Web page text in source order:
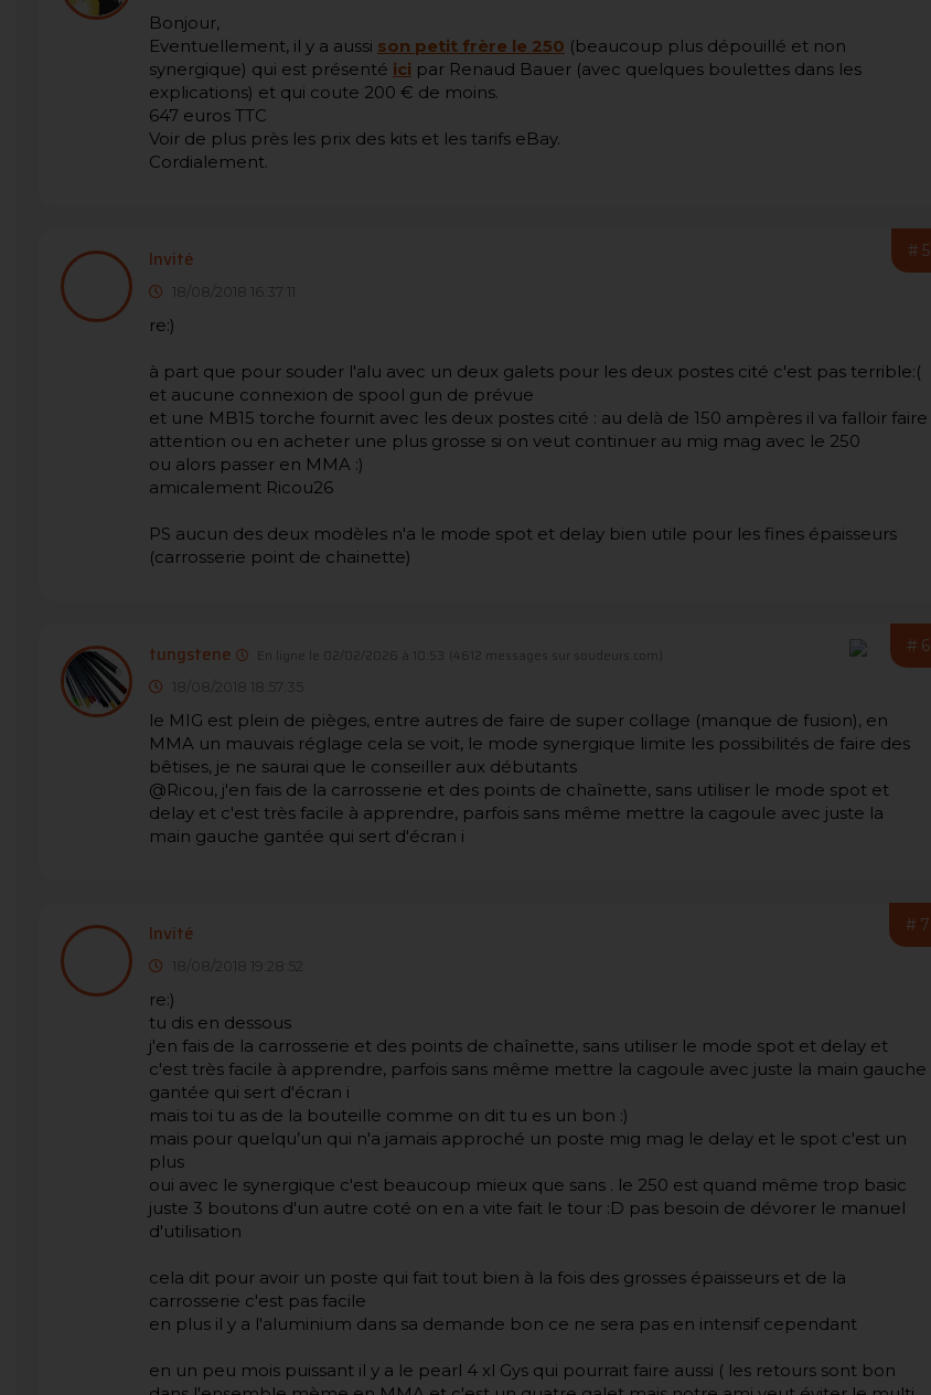
Bonjour,
Eventuellement, il y a aussi son petit frère le 250 (beaucoup plus dépouillé et non
synergique) qui est présenté ici par Renaud Bauer (avec quelques boulettes dans les
explications) et qui coute 200 € de moins.
647 euros TTC
Voir de plus près les prix des kits et les tarifs eBay.
Cordialement.
#5
Invité
18/08/2018 16:37:11
re:)
à part que pour souder l'alu avec un deux galets pour les deux postes cité c'est pas terrible:(
et aucune connexion de spool gun de prévue
et une MB15 torche fournit avec les deux postes cité : au delà de 150 ampères il va falloir faire
attention ou en acheter une plus grosse si on veut continuer au mig mag avec le 250
ou alors passer en MMA :)
amicalement Ricou26
PS aucun des deux modèles n'a le mode spot et delay bien utile pour les fines épaisseurs
(carrosserie point de chainette)
#6
tungstene En ligne le 02/02/2026 à 10:53 (4612 messages sur soudeurs.com)
18/08/2018 18:57:35
le MIG est plein de pièges, entre autres de faire de super collage (manque de fusion), en
MMA un mauvais réglage cela se voit, le mode synergique limite les possibilités de faire des
bêtises, je ne saurai que le conseiller aux débutants
@Ricou, j'en fais de la carrosserie et des points de chaînette, sans utiliser le mode spot et
delay et c'est très facile à apprendre, parfois sans même mettre la cagoule avec juste la
main gauche gantée qui sert d'écran i
#7
Invité
18/08/2018 19:28:52
re:)
tu dis en dessous
j'en fais de la carrosserie et des points de chaînette, sans utiliser le mode spot et delay et
c'est très facile à apprendre, parfois sans même mettre la cagoule avec juste la main gauche
gantée qui sert d'écran i
mais toi tu as de la bouteille comme on dit tu es un bon :)
mais pour quelqu’un qui n'a jamais approché un poste mig mag le delay et le spot c'est un
plus
oui avec le synergique c'est beaucoup mieux que sans . le 250 est quand même trop basic
juste 3 boutons d'un autre coté on en a vite fait le tour :D pas besoin de dévorer le manuel
d'utilisation
cela dit pour avoir un poste qui fait tout bien à la fois des grosses épaisseurs et de la
carrosserie c'est pas facile
en plus il y a l'aluminium dans sa demande bon ce ne sera pas en intensif cependant
en un peu mois puissant il y a le pearl 4 xl Gys qui pourrait faire aussi ( les retours sont bon